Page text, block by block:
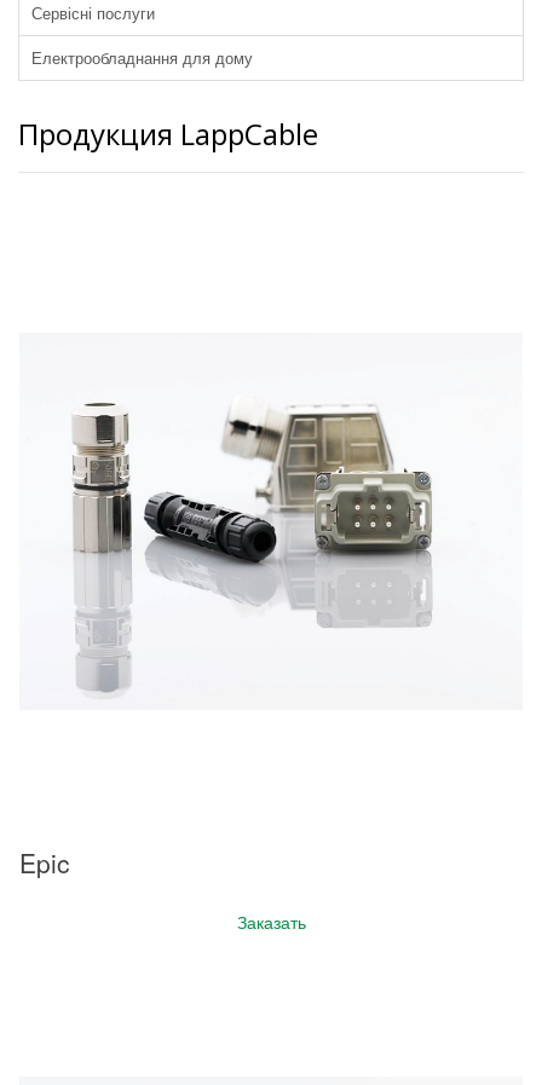
Сервісні послуги
Електрообладнання для дому
Продукция LappCable
Epic
Заказать